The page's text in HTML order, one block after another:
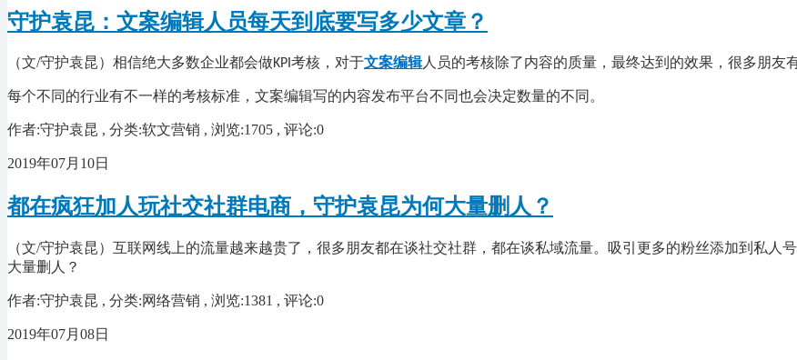
守护袁昆：文案编辑人员每天到底要写多少文章？
（文/守护袁昆）相信绝大多数企业都会做KPI考核，对于文案编辑人员的考核除了内容的质量，最终达到的效果，很多朋友
每个不同的行业有不一样的考核标准，文案编辑写的内容发布平台不同也会决定数量的不同。
作者:守护袁昆 , 分类:软文营销 , 浏览:1705 , 评论:0
2019年07月10日
都在疯狂加人玩社交社群电商，守护袁昆为何大量删人？
（文/守护袁昆）互联网线上的流量越来越贵了，很多朋友都在谈社交社群，都在谈私域流量。吸引更多的粉丝添加到私人
大量删人？
作者:守护袁昆 , 分类:网络营销 , 浏览:1381 , 评论:0
2019年07月08日